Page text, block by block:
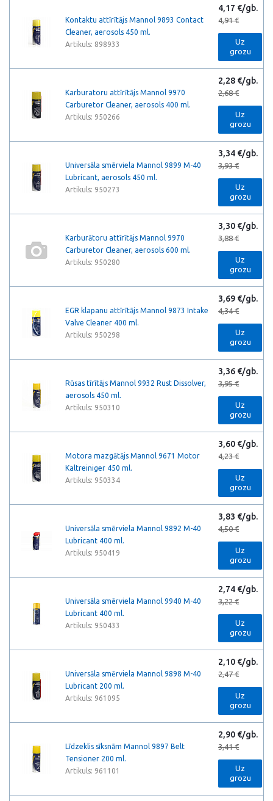
Kontaktu attīrītājs Mannol 9893 Contact
Cleaner, aerosols 450 ml.
Artikuls: 898933
4,17 €/gb.
4,91 €
Uz
grozu
Karburatoru attīrītājs Mannol 9970
Carburetor Cleaner, aerosols 400 ml.
Artikuls: 950266
2,28 €/gb.
2,68 €
Uz
grozu
Universāla smērviela Mannol 9899 M-40
Lubricant, aerosols 450 ml.
Artikuls: 950273
3,34 €/gb.
3,93 €
Uz
grozu
Karburātoru attīrītājs Mannol 9970
Carburetor Cleaner, aerosols 600 ml.
Artikuls: 950280
3,30 €/gb.
3,88 €
Uz
grozu
EGR klapanu attīrītājs Mannol 9873 Intake
Valve Cleaner 400 ml.
Artikuls: 950298
3,69 €/gb.
4,34 €
Uz
grozu
Rūsas tīrītājs Mannol 9932 Rust Dissolver,
aerosols 450 ml.
Artikuls: 950310
3,36 €/gb.
3,95 €
Uz
grozu
Motora mazgātājs Mannol 9671 Motor
Kaltreiniger 450 ml.
Artikuls: 950334
3,60 €/gb.
4,23 €
Uz
grozu
Universāla smērviela Mannol 9892 M-40
Lubricant 400 ml.
Artikuls: 950419
3,83 €/gb.
4,50 €
Uz
grozu
Universāla smērviela Mannol 9940 M-40
Lubricant 400 ml.
Artikuls: 950433
2,74 €/gb.
3,22 €
Uz
grozu
Universāla smērviela Mannol 9898 M-40
Lubricant 200 ml.
Artikuls: 961095
2,10 €/gb.
2,47 €
Uz
grozu
Līdzeklis sīksnām Mannol 9897 Belt
Tensioner 200 ml.
Artikuls: 961101
2,90 €/gb.
3,41 €
Uz
grozu